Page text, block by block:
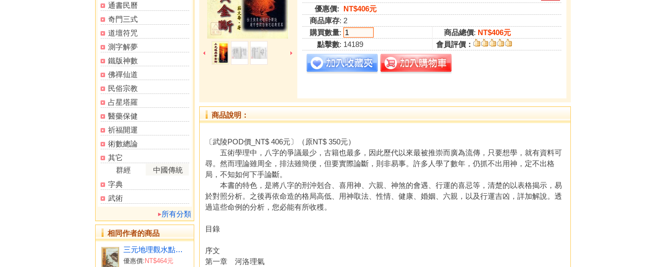
通書民曆
奇門三式
道壇符咒
測字解夢
鐵版神數
佛禪仙道
民俗宗教
占星塔羅
醫藥保健
祈福開運
術數總論
其它
群經
中國傳統
字典
武術
所有分類
相同作者的商品
三元地理觀水點地法(POD)
優惠價: NT$464元
優惠價: NT$406元
商品庫存: 2
購買數量: 商品總價: NT$406元
點擊數: 14189 會員評價：
商品說明：
〔武陵POD價_NT$ 406元〕（原NT$ 350元）
五術學理中，八字的爭議最少，古籍也最多，因此歷代以來最被推崇而廣為流傳，只要想學，就有資料可
尋。然而理論雖周全，排法雖簡便，但要實際論斷，則非易事。許多人學了數年，仍抓不出用神，定不出格
局，不知如何下手論斷。
本書的特色，是將八字的刑沖剋合、喜用神、六親、神煞的會遇、行運的喜忌等，清楚的以表格揭示，易
於對照分析。之後再依命造的格局高低、用神取法、性情、健康、婚姻、六親，以及行運吉凶，詳加解說。透
過這些命例的分析，您必能有所收穫。
目錄
序文
第一章 河洛理氣